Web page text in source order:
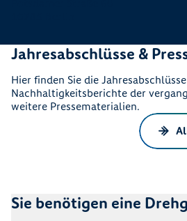
Jahresabschlüsse &
Hier finden Sie die
Nachhaltigkeitsberichte der
weitere Pressematerialien.
Sie benötigen eine